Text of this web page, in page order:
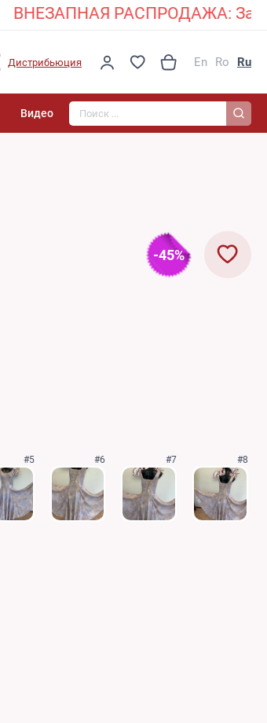
ВНЕЗАПНАЯ РАСПРОДАЖА:
Дистрибьюция En Ro Ru
Видео Поиск...
-45%
#5 #6 #7 #8